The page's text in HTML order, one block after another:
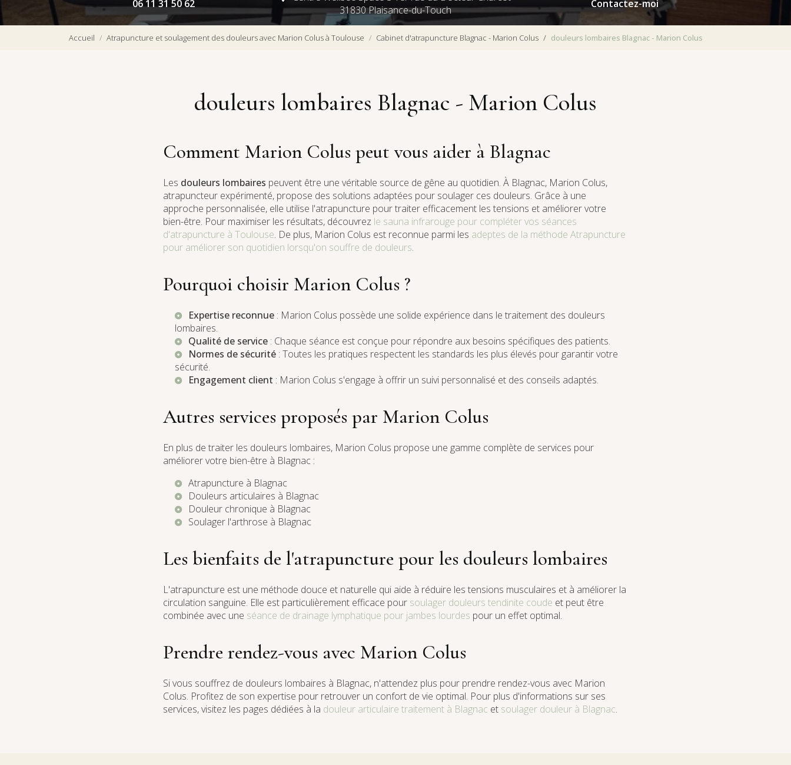
06 11 31 50 62
31830 Plaisance-du-Touch
Contactez-moi
Accueil Atrapuncture et soulagement des douleurs avec Marion Colus à Toulouse Cabinet d'atrapuncture Blagnac - Marion Colus douleurs lombaires Blagnac - Marion Colus
douleurs lombaires Blagnac - Marion Colus
Comment Marion Colus peut vous aider à Blagnac
Les douleurs lombaires peuvent être une véritable source de gêne au quotidien. À Blagnac, Marion Colus,
atrapuncteur expérimenté, propose des solutions adaptées pour soulager ces douleurs. Grâce à une
approche personnalisée, elle utilise l'atrapuncture pour traiter efficacement les tensions et améliorer votre
bien-être. Pour maximiser les résultats, découvrez le sauna infrarouge pour compléter vos séances
d'atrapuncture à Toulouse. De plus, Marion Colus est reconnue parmi les adeptes de la méthode Atrapuncture
pour améliorer son quotidien lorsqu'on souffre de douleurs.
Pourquoi choisir Marion Colus ?
Expertise reconnue : Marion Colus possède une solide expérience dans le traitement des douleurs
lombaires.
Qualité de service : Chaque séance est conçue pour répondre aux besoins spécifiques des patients.
Normes de sécurité : Toutes les pratiques respectent les standards les plus élevés pour garantir votre
sécurité.
Engagement client : Marion Colus s'engage à offrir un suivi personnalisé et des conseils adaptés.
Autres services proposés par Marion Colus
En plus de traiter les douleurs lombaires, Marion Colus propose une gamme complète de services pour
améliorer votre bien-être à Blagnac :
Atrapuncture à Blagnac
Douleurs articulaires à Blagnac
Douleur chronique à Blagnac
Soulager l'arthrose à Blagnac
Les bienfaits de l'atrapuncture pour les douleurs lombaires
L'atrapuncture est une méthode douce et naturelle qui aide à réduire les tensions musculaires et à améliorer la
circulation sanguine. Elle est particulièrement efficace pour soulager douleurs tendinite coude et peut être
combinée avec une séance de drainage lymphatique pour jambes lourdes pour un effet optimal.
Prendre rendez-vous avec Marion Colus
Si vous souffrez de douleurs lombaires à Blagnac, n'attendez plus pour prendre rendez-vous avec Marion
Colus. Profitez de son expertise pour retrouver un confort de vie optimal. Pour plus d'informations sur ses
services, visitez les pages dédiées à la douleur articulaire traitement à Blagnac et soulager douleur à Blagnac.